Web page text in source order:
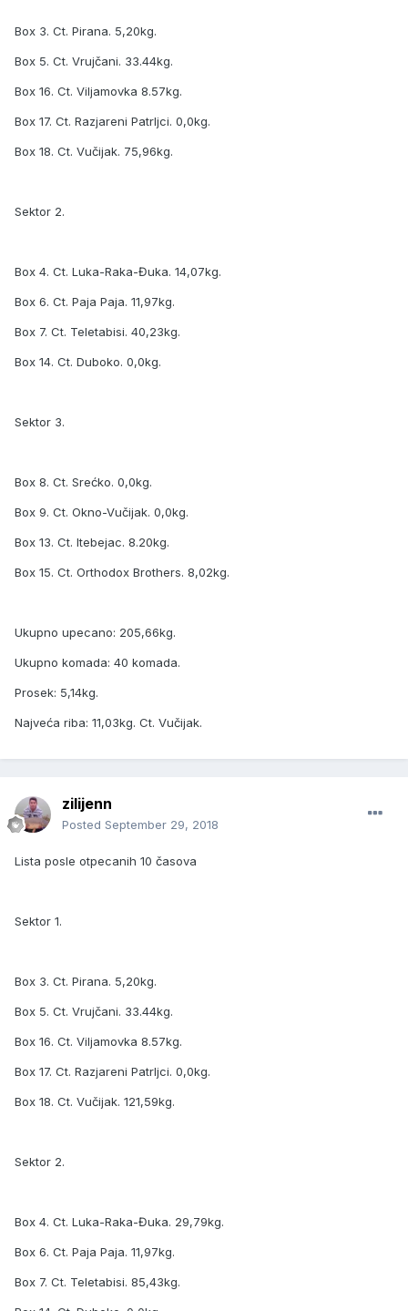
Box 3. Ct. Pirana. 5,20kg.
Box 5. Ct. Vrujčani. 33.44kg.
Box 16. Ct. Viljamovka 8.57kg.
Box 17. Ct. Razjareni Patrljci. 0,0kg.
Box 18. Ct. Vučijak. 75,96kg.
Sektor 2.
Box 4. Ct. Luka-Raka-Đuka. 14,07kg.
Box 6. Ct. Paja Paja. 11,97kg.
Box 7. Ct. Teletabisi. 40,23kg.
Box 14. Ct. Duboko. 0,0kg.
Sektor 3.
Box 8. Ct. Srećko. 0,0kg.
Box 9. Ct. Okno-Vučijak. 0,0kg.
Box 13. Ct. Itebejac. 8.20kg.
Box 15. Ct. Orthodox Brothers. 8,02kg.
Ukupno upecano: 205,66kg.
Ukupno komada: 40 komada.
Prosek: 5,14kg.
Najveća riba: 11,03kg. Ct. Vučijak.
zilijenn
Posted September 29, 2018
Lista posle otpecanih 10 časova
Sektor 1.
Box 3. Ct. Pirana. 5,20kg.
Box 5. Ct. Vrujčani. 33.44kg.
Box 16. Ct. Viljamovka 8.57kg.
Box 17. Ct. Razjareni Patrljci. 0,0kg.
Box 18. Ct. Vučijak. 121,59kg.
Sektor 2.
Box 4. Ct. Luka-Raka-Đuka. 29,79kg.
Box 6. Ct. Paja Paja. 11,97kg.
Box 7. Ct. Teletabisi. 85,43kg.